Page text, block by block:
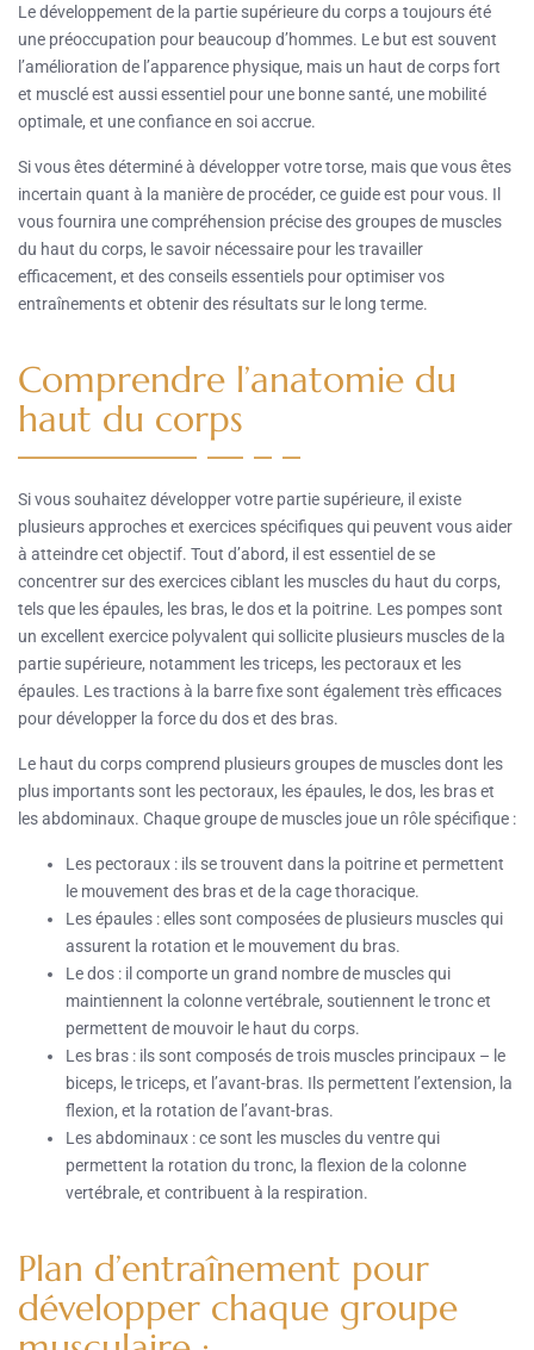
Le développement de la partie supérieure du corps a toujours été
une préoccupation pour beaucoup d’hommes. Le but est souvent
l’amélioration de l’apparence physique, mais un haut de corps fort
et musclé est aussi essentiel pour une bonne santé, une mobilité
optimale, et une confiance en soi accrue.
Si vous êtes déterminé à développer votre torse, mais que vous êtes
incertain quant à la manière de procéder, ce guide est pour vous. Il
vous fournira une compréhension précise des groupes de muscles
du haut du corps, le savoir nécessaire pour les travailler
efficacement, et des conseils essentiels pour optimiser vos
entraînements et obtenir des résultats sur le long terme.
Comprendre l’anatomie du
haut du corps
Si vous souhaitez développer votre partie supérieure, il existe
plusieurs approches et exercices spécifiques qui peuvent vous aider
à atteindre cet objectif. Tout d’abord, il est essentiel de se
concentrer sur des exercices ciblant les muscles du haut du corps,
tels que les épaules, les bras, le dos et la poitrine. Les pompes sont
un excellent exercice polyvalent qui sollicite plusieurs muscles de la
partie supérieure, notamment les triceps, les pectoraux et les
épaules. Les tractions à la barre fixe sont également très efficaces
pour développer la force du dos et des bras.
Le haut du corps comprend plusieurs groupes de muscles dont les
plus importants sont les pectoraux, les épaules, le dos, les bras et
les abdominaux. Chaque groupe de muscles joue un rôle spécifique :
Les pectoraux : ils se trouvent dans la poitrine et permettent
le mouvement des bras et de la cage thoracique.
Les épaules : elles sont composées de plusieurs muscles qui
assurent la rotation et le mouvement du bras.
Le dos : il comporte un grand nombre de muscles qui
maintiennent la colonne vertébrale, soutiennent le tronc et
permettent de mouvoir le haut du corps.
Les bras : ils sont composés de trois muscles principaux – le
biceps, le triceps, et l’avant-bras. Ils permettent l’extension, la
flexion, et la rotation de l’avant-bras.
Les abdominaux : ce sont les muscles du ventre qui
permettent la rotation du tronc, la flexion de la colonne
vertébrale, et contribuent à la respiration.
Plan d’entraînement pour
développer chaque groupe